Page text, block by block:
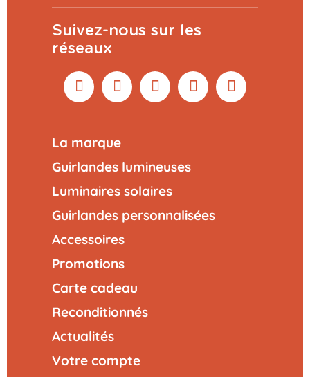
200caractères restants)
APERÇU
AJOUTER AU PANIER
Suivez-nous sur les
réseaux
La marque
Guirlandes lumineuses
Luminaires solaires
Guirlandes personnalisées
Accessoires
Promotions
Carte cadeau
Reconditionnés
Actualités
Votre compte